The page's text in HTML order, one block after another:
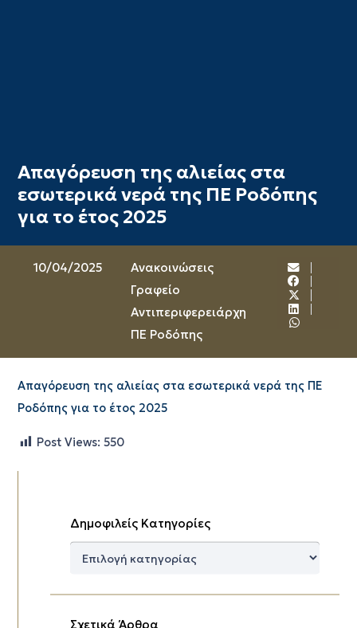
Απαγόρευση της αλιείας στα
εσωτερικά νερά της ΠΕ Ροδόπης
για το έτος 2025
10/04/2025
Ανακοινώσεις
Γραφείο
Αντιπεριφερειάρχη
ΠΕ Ροδόπης
Απαγόρευση της αλιείας στα εσωτερικά νερά της ΠΕ
Ροδόπης για το έτος 2025
Post Views: 550
Δημοφιλείς Κατηγορίες
Δημοφιλείς
Σχετικά Άρθρα